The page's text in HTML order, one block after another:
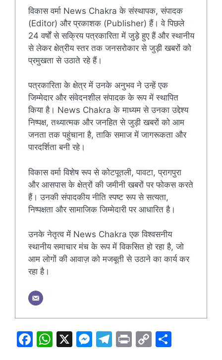
विकास वर्मा News Chakra के संस्थापक, संपादक
(Editor) और प्रकाशक (Publisher) हैं। वे पिछले
24 वर्षों से सक्रिय पत्रकारिता में जुड़े हुए हैं और स्थानीय
से लेकर क्षेत्रीय स्तर तक जनसरोकार से जुड़ी खबरों को
प्रमुखता से उठाते रहे हैं।
पत्रकारिता के क्षेत्र में उनके अनुभव ने उन्हें एक
जिम्मेदार और संवेदनशील संपादक के रूप में स्थापित
किया है। News Chakra के माध्यम से उनका उद्देश्य
निष्पक्ष, तथ्यात्मक और जनहित से जुड़ी खबरों को आम
जनता तक पहुंचाना है, ताकि समाज में जागरूकता और
पारदर्शिता बनी रहे।
विकास वर्मा विशेष रूप से कोटपूतली, पावटा, प्रागपुरा
और आसपास के क्षेत्रों की जमीनी खबरों पर फोकस करते
हैं। उनकी संपादकीय नीति स्पष्ट रूप से सत्यता,
निष्पक्षता और सामाजिक जिम्मेदारी पर आधारित है।
उनके नेतृत्व में News Chakra एक विश्वसनीय
स्थानीय समाचार मंच के रूप में विकसित हो रहा है, जो
आम लोगों की आवाज़ को मजबूती से उठाने का कार्य कर
रहा है।
F
W X
M T
Pr C